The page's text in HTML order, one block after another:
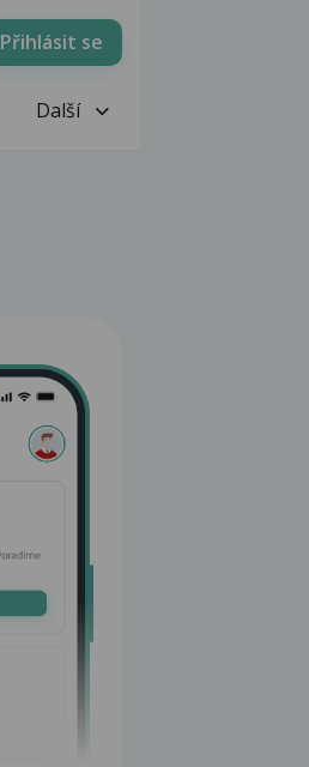
Přihlásit se
Další